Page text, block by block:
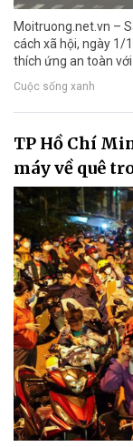
Moitruong.net.vn –
cách xã hội, ngày 1/
thích ứng an toàn
Cuộc sống xanh
TP Hồ Chí
máy về quê